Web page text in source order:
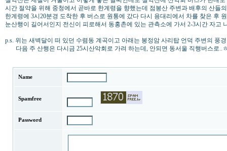
시간 절약을 위해 중청에서 곧바로 한계령을 향했는데 점봉산 주변과 배후의 산들
한계령에 3시20분경 도착한 후 버스로 원통에 갔다 다시 용대리에서 차를 찾은 후
눈산행이 길어서인지 전신이 피로해서 동홍촌에 있는 관측소에 가서 2-3시간 자고
p.s. 위는 새벽달이 떠 있던 수렴동 계곡이고 아래는 봉정암 사리탑 언덕 주변의 풍
다음 주 산행은 다시금 25시산악회로 가려 하는데, 안되면 동서울 직행버스로..
Name
Spamfree
Password